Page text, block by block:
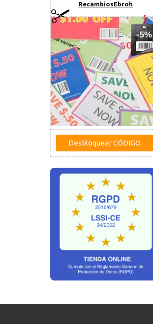
RecambiosEbroh
-5%